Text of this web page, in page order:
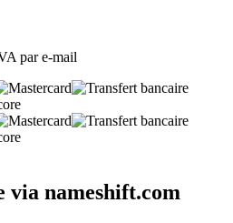
par e-mail
via nameshift.com